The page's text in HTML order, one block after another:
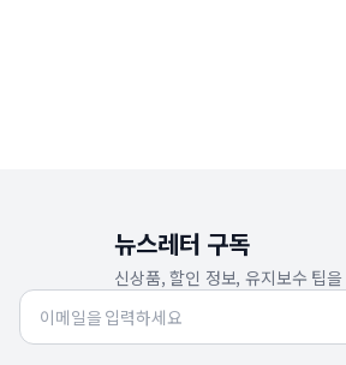
뉴스레터 구독
신상품, 할인 정보, 유지보수 팁